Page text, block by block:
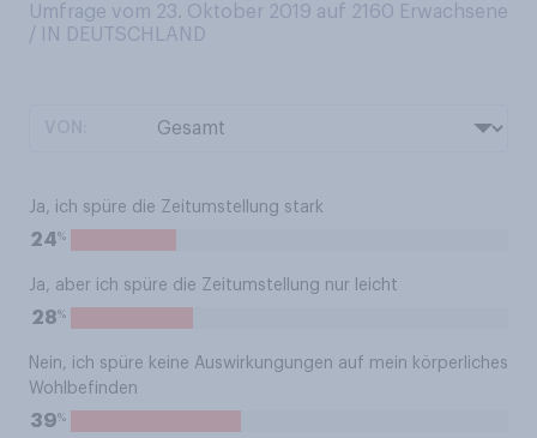
Umfrage vom 23. Oktober 2019 auf 2160 Erwachsene
/ IN DEUTSCHLAND
Ja, ich spüre die Zeitumstellung stark
24%
Ja, aber ich spüre die Zeitumstellung nur leicht
28%
Nein, ich spüre keine Auswirkungungen auf mein körperliches
Wohlbefinden
39%